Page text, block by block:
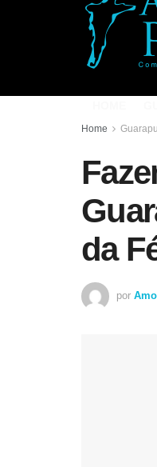
Home
da
por